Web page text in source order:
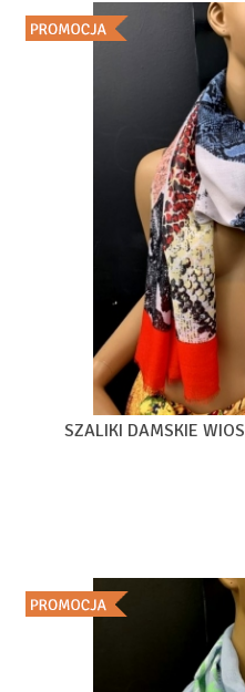
SZALIKI DAMSKIE